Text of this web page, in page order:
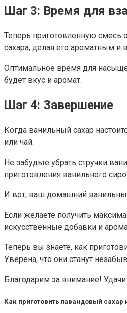
Шаг 3: Время для
Теперь приготовленную смесь
сахара, делая его ароматным и
Оптимальное время для
будет вкус и аромат.
Шаг 4: Завершение
Когда ванильный сахар
или чай.
Не забудьте убрать стручки
приготовления ванильного
И вот, ваш домашний
Если желаете получить
искусственные добавки и
Теперь вы знаете, как
Уверена, что они станут
Благодарим за внимание!
Как приготовить лавандовый сахар